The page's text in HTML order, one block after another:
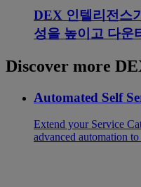
DEX 인텔리전스
성을 높이고 다운
Discover more
Automated Self
Extend your Service
advanced automation